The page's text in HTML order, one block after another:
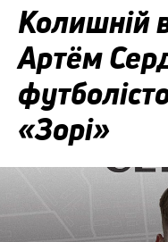
Колишній
Артём
«Зорі»